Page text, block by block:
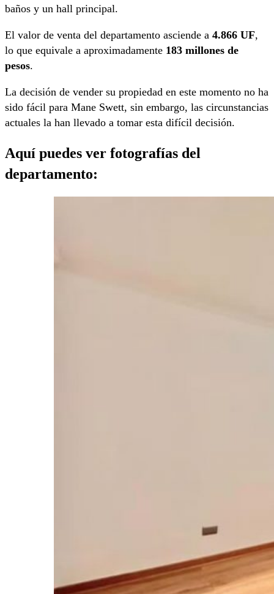
baños y un hall principal.
El valor de venta del departamento asciende a 4.866 UF,
lo que equivale a aproximadamente 183 millones de
pesos.
La decisión de vender su propiedad en este momento no ha
sido fácil para Mane Swett, sin embargo, las circunstancias
actuales la han llevado a tomar esta difícil decisión.
Aquí puedes ver fotografías del
departamento: